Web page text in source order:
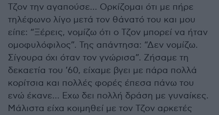
Τζον την αγαπούσε... Ορκίζομαι ότι με πήρε
τηλέφωνο λίγο μετά τον θάνατό του και μου
είπε: “Ξέρεις, νομίζω ότι ο Τζον μπορεί να ήταν
ομοφυλόφιλος”. Της απάντησα: “Δεν νομίζω.
Σίγουρα όχι όταν τον γνώρισα”. Ζήσαμε τη
δεκαετία του ’60, είχαμε βγει με πάρα πολλά
κορίτσια και πολλές φορές έπεσα πάνω του
ενώ έκανε... Εχω δει πολλή δράση με γυναίκες.
Μάλιστα είχα κοιμηθεί με τον Τζον αρκετές